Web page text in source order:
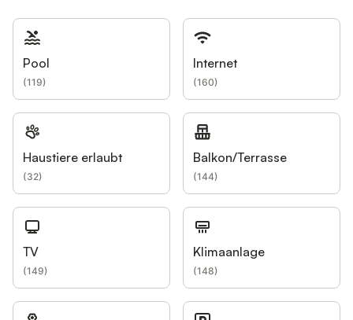
Pool
(119)
Internet
(160)
Haustiere erlaubt
(32)
Balkon/Terrasse
(144)
TV
(149)
Klimaanlage
(148)